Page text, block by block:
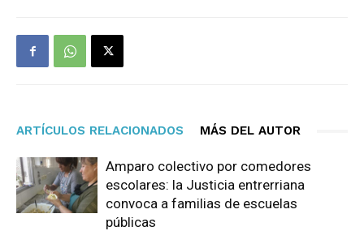
ARTÍCULOS RELACIONADOS MÁS DEL AUTOR
Amparo colectivo por comedores
escolares: la Justicia entrerriana
convoca a familias de escuelas
públicas